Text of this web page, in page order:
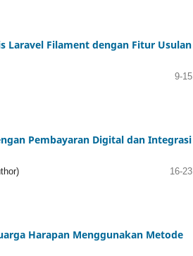
Laravel Filament dengan Fitur Usulan
9-15
Pembayaran Digital dan Integrasi
16-23
Harapan Menggunakan Metode